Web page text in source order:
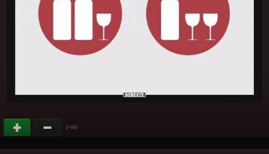
(+84)